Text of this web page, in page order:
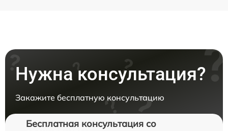
Нужна консультация?
Закажите бесплатную консультацию
Бесплатная консультация со